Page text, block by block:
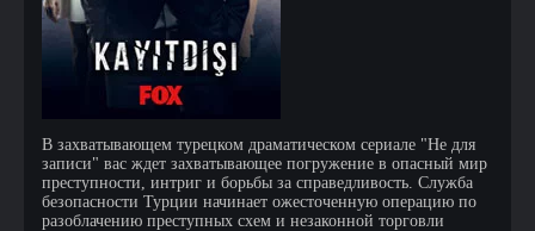
В захватывающем турецком драматическом сериале "Не для
записи" вас ждет захватывающее погружение в опасный мир
преступности, интриг и борьбы за справедливость. Служба
безопасности Турции начинает ожесточенную операцию по
разоблачению преступных схем и незаконной торговли